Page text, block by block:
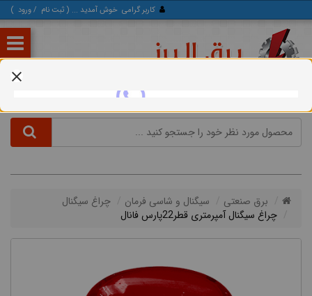
کاربر گرامی خوش آمدید ... ( ثبت‌ نام /ورود )
برق صنعتی سیگنال و شاسی فرمان
چراغ سیگنال
چراغ سیگنال آمپرمتری قطر22پارس فانال